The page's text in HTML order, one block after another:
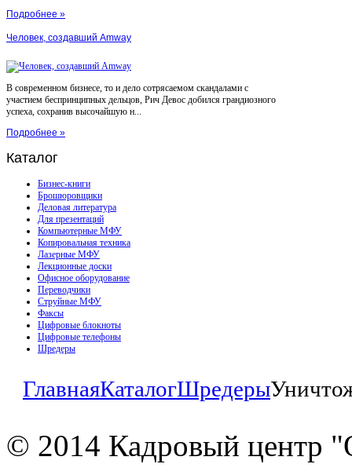
Подробнее »
Человек, создавший Amway
В современном бизнесе, то и дело сотрясаемом скандалами с
участием беспринципных дельцов, Рич Девос добился грандиозного
успеха, сохранив высочайшую н...
Подробнее »
Каталог
Бизнес-книги
Брошюровщики
Деловая литература
Для презентаций
Компьютерные МФУ
Копировальная техника
Лазерные МФУ
Лекционные доски
Офисное оборудование
Переводчики
Струйные МФУ
Факсы
Цифровые блокноты
Цифровые телефоны
Шредеры
ГлавнаяКаталогШредеры
© 2014 Кадровый центр